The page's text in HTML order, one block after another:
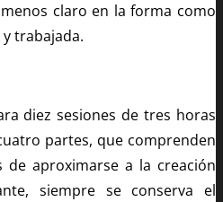
claro en la forma como
trabajada.
diez sesiones de tres horas
partes, que comprenden
aproximarse a la creación
siempre se conserva el